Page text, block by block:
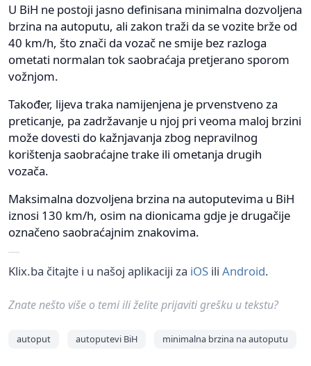
U BiH ne postoji jasno definisana minimalna dozvoljena
brzina na autoputu, ali zakon traži da se vozite brže od
40 km/h, što znači da vozač ne smije bez razloga
ometati normalan tok saobraćaja pretjerano sporom
vožnjom.
Također, lijeva traka namijenjena je prvenstveno za
preticanje, pa zadržavanje u njoj pri veoma maloj brzini
može dovesti do kažnjavanja zbog nepravilnog
korištenja saobraćajne trake ili ometanja drugih
vozača.
Maksimalna dozvoljena brzina na autoputevima u BiH
iznosi 130 km/h, osim na dionicama gdje je drugačije
označeno saobraćajnim znakovima.
Klix.ba čitajte i u našoj aplikaciji za iOS ili Android.
Znate nešto više o temi ili želite prijaviti grešku u tekstu?
autoput autoputevi BiH minimalna brzina na autoputu